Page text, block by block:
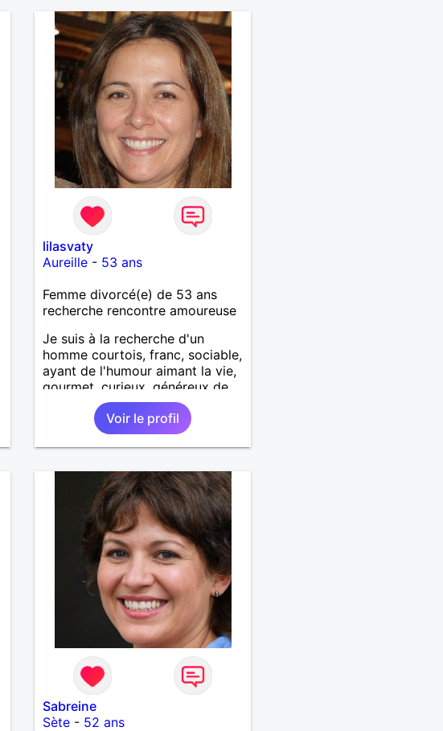
lilasvaty
Aureille - 53 ans
Femme divorcé(e) de 53 ans
recherche rencontre amoureuse
Je suis à la recherche d'un
homme courtois, franc, sociable,
ayant de l'humour aimant la vie,
gourmet, curieux, généreux de
cur pour amitié sincère et plus
Voir le profil
Sabreine
Sète - 52 ans